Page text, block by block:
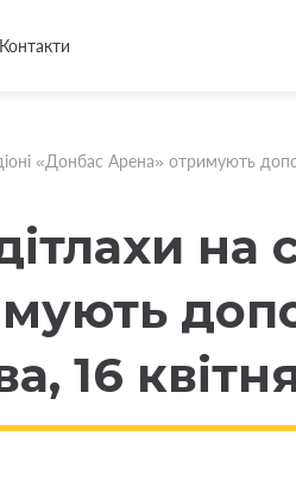
Контакти
«Донбас Арена» отримують
на
16